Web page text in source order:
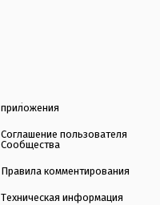
приложения
Соглашение пользователя
Сообщества
Правила комментирования
Техническая информация